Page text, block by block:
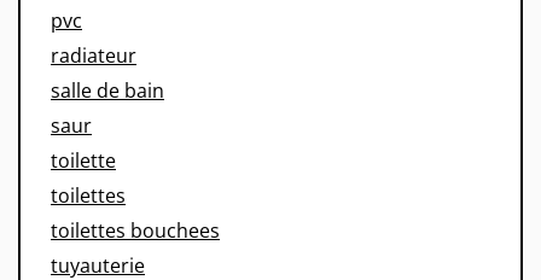
pvc
radiateur
salle de bain
saur
toilette
toilettes
toilettes bouchees
tuyauterie